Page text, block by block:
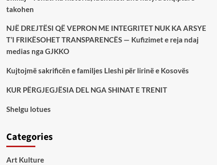
takohen
NJË DREJTËSI QË VEPRON ME INTEGRITET NUK KA ARSYE
T’I FRIKËSOHET TRANSPARENCËS — Kufizimet e reja ndaj
medias nga GJKKO
Kujtojmë sakrificën e familjes Lleshi për lirinë e Kosovës
KUR PËRGJEGJËSIA DEL NGA SHINAT E TRENIT
Shelgu lotues
Categories
Art Kulture